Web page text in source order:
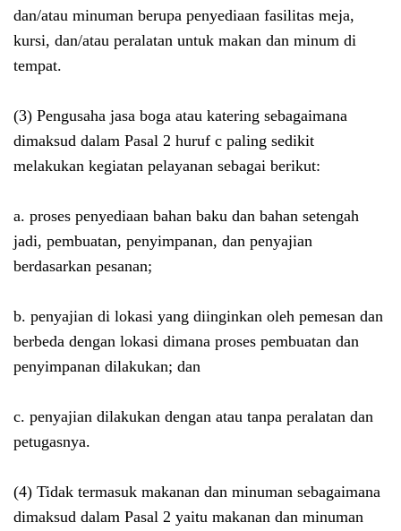
dan/atau minuman berupa penyediaan fasilitas meja,
kursi, dan/atau peralatan untuk makan dan minum di
tempat.
(3) Pengusaha jasa boga atau katering sebagaimana
dimaksud dalam Pasal 2 huruf c paling sedikit
melakukan kegiatan pelayanan sebagai berikut:
a. proses penyediaan bahan baku dan bahan setengah
jadi, pembuatan, penyimpanan, dan penyajian
berdasarkan pesanan;
b. penyajian di lokasi yang diinginkan oleh pemesan dan
berbeda dengan lokasi dimana proses pembuatan dan
penyimpanan dilakukan; dan
c. penyajian dilakukan dengan atau tanpa peralatan dan
petugasnya.
(4) Tidak termasuk makanan dan minuman sebagaimana
dimaksud dalam Pasal 2 yaitu makanan dan minuman